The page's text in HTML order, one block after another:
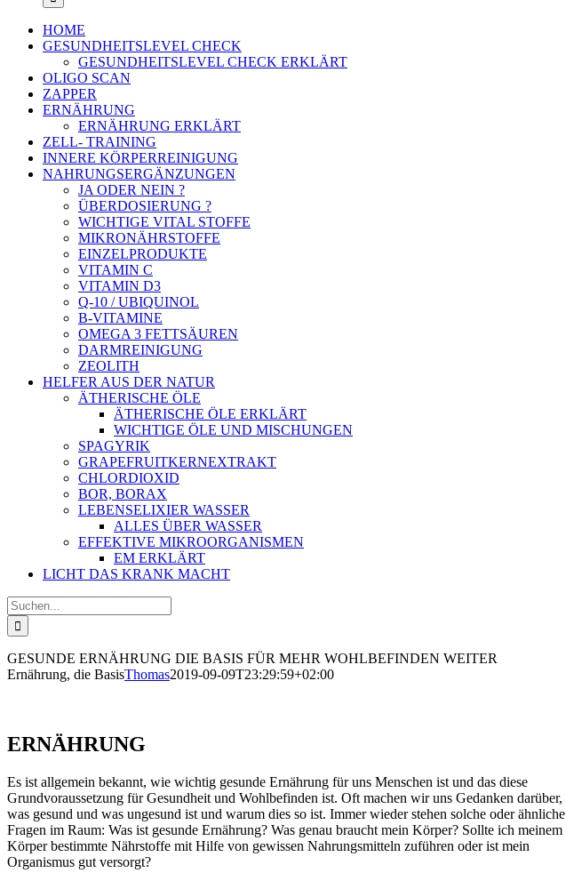
HOME
GESUNDHEITSLEVEL CHECK
GESUNDHEITSLEVEL CHECK ERKLÄRT
OLIGO SCAN
ZAPPER
ERNÄHRUNG
ERNÄHRUNG ERKLÄRT
ZELL- TRAINING
INNERE KÖRPERREINIGUNG
NAHRUNGSERGÄNZUNGEN
JA ODER NEIN ?
ÜBERDOSIERUNG ?
WICHTIGE VITAL STOFFE
MIKRONÄHRSTOFFE
EINZELPRODUKTE
VITAMIN C
VITAMIN D3
Q-10 / UBIQUINOL
B-VITAMINE
OMEGA 3 FETTSÄUREN
DARMREINIGUNG
ZEOLITH
HELFER AUS DER NATUR
ÄTHERISCHE ÖLE
ÄTHERISCHE ÖLE ERKLÄRT
WICHTIGE ÖLE UND MISCHUNGEN
SPAGYRIK
GRAPEFRUITKERNEXTRAKT
CHLORDIOXID
BOR, BORAX
LEBENSELIXIER WASSER
ALLES ÜBER WASSER
EFFEKTIVE MIKROORGANISMEN
EM ERKLÄRT
LICHT DAS KRANK MACHT
Suche
nach:
GESUNDE ERNÄHRUNG DIE BASIS FÜR MEHR WOHLBEFINDEN WEITER
Ernährung, die BasisThomas2019-09-09T23:29:59+02:00
ERNÄHRUNG
Es ist allgemein bekannt, wie wichtig gesunde Ernährung für uns Menschen ist und das diese
Grundvoraussetzung für Gesundheit und Wohlbefinden ist. Oft machen wir uns Gedanken darüber,
was gesund und was ungesund ist und warum dies so ist. Immer wieder stehen solche oder ähnliche
Fragen im Raum: Was ist gesunde Ernährung? Was genau braucht mein Körper? Sollte ich meinem
Körper bestimmte Nährstoffe mit Hilfe von gewissen Nahrungsmitteln zuführen oder ist mein
Organismus gut versorgt?